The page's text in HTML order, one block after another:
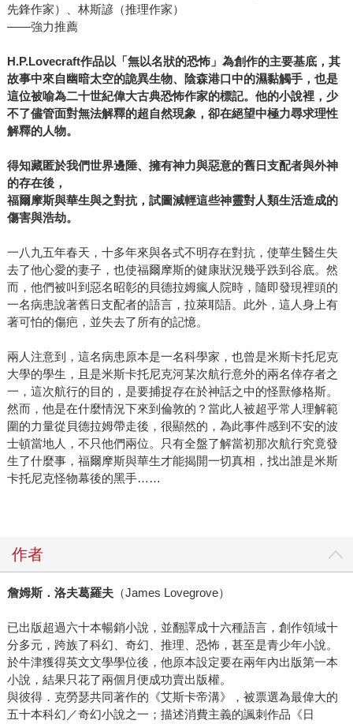
先鋒作家）、林斯諺（推理作家）
——強力推薦
H.P.Lovecraft作品以「無以名狀的恐怖」為創作的主要基底，其
故事中來自幽暗太空的詭異生物、陰森港口中的濕黏觸手，也是
這位被喻為二十世紀偉大古典恐怖作家的標記。他的小說裡，少
不了儘管面對無法解釋的超自然現象，卻在絕望中極力尋求理性
解釋的人物。
得知藏匿於我們世界邊陲、擁有神力與惡意的舊日支配者與外神
的存在後，
福爾摩斯與華生與之對抗，試圖減輕這些神靈對人類生活造成的
傷害與浩劫。
一八九五年春天，十多年來與各式不明存在對抗，使華生醫生失
去了他心愛的妻子，也使福爾摩斯的健康狀況幾乎跌到谷底。然
而，他們被叫到惡名昭彰的貝德拉姆瘋人院時，隨即發現裡頭的
一名病患說著舊日支配者的語言，拉萊耶語。此外，這人身上有
著可怕的傷疤，並失去了所有的記憶。
兩人注意到，這名病患原本是一名科學家，也曾是米斯卡托尼克
大學的學生，且是米斯卡托尼克河某次航行意外的兩名倖存者之
一，這次航行的目的，是要捕捉存在於神話之中的怪獸修格斯。
然而，他是在什麼情況下來到倫敦的？當此人被超乎常人理解範
圍的力量從貝德拉姆帶走後，很顯然的，為此事件感到不安的波
士頓當地人，不只他們兩位。只有全盤了解當初那次航行究竟發
生了什麼事，福爾摩斯與華生才能揭開一切真相，找出誰是米斯
卡托尼克怪物幕後的黑手……
作者
詹姆斯．洛夫葛羅夫（James Lovegrove）
已出版超過六十本暢銷小說，並翻譯成十六種語言，創作領域十
分多元，跨族了科幻、奇幻、推理、恐怖，甚至是青少年小說。
於牛津獲得英文文學學位後，他原本設定要在兩年內出版第一本
小說，結果只花了兩個月便成功賣出版權。
與彼得．克勞瑟共同著作的《艾斯卡帝溝》，被票選為最偉大的
五十本科幻／奇幻小說之一；描述消費主義的諷刺作品《日